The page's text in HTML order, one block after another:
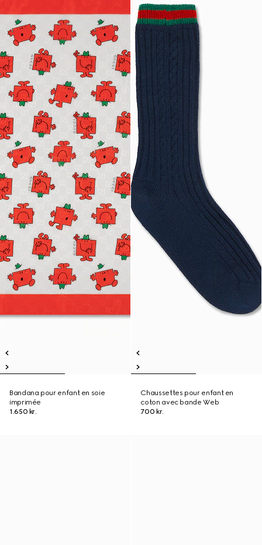
Bandana pour enfant en soie
imprimée
1.650 kr.
Chaussettes pour enfant en
coton avec bande Web
700 kr.